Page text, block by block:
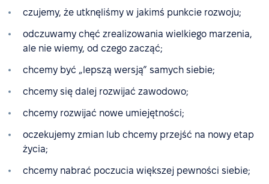
czujemy, że utknęliśmy w jakimś punkcie rozwoju;
odczuwamy chęć zrealizowania wielkiego marzenia,
ale nie wiemy, od czego zacząć;
chcemy być „lepszą wersją” samych siebie;
chcemy się dalej rozwijać zawodowo;
chcemy rozwijać nowe umiejętności;
oczekujemy zmian lub chcemy przejść na nowy etap
życia;
chcemy nabrać poczucia większej pewności siebie;